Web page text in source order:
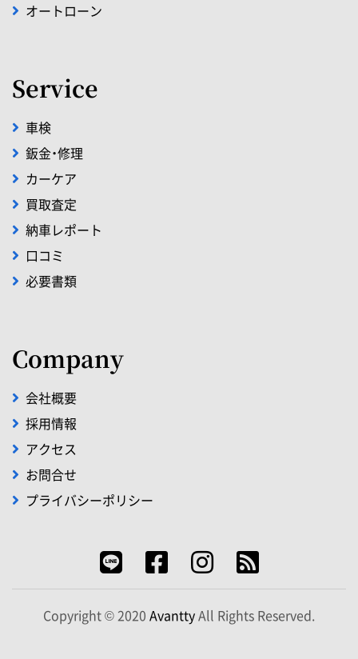
オートローン
Service
車検
鈑金・修理
カーケア
買取査定
納車レポート
口コミ
必要書類
Company
会社概要
採用情報
アクセス
お問合せ
プライバシーポリシー
Copyright © 2020 AvanttyAll Rights Reserved.